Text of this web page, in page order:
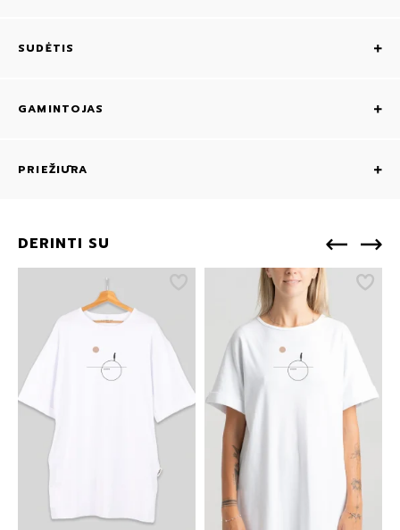
SUDĖTIS
GAMINTOJAS
PRIEŽIŪRA
DERINTI SU